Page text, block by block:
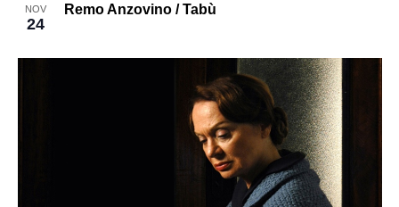
NOV
24
Remo Anzovino / Tabù